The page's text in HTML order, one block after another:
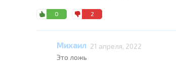
0 2
Михаил 21 апреля, 2022
Это ложь